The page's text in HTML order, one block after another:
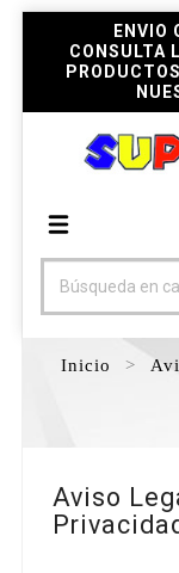
ENVIO
CONSULTA
Inicio
Aviso